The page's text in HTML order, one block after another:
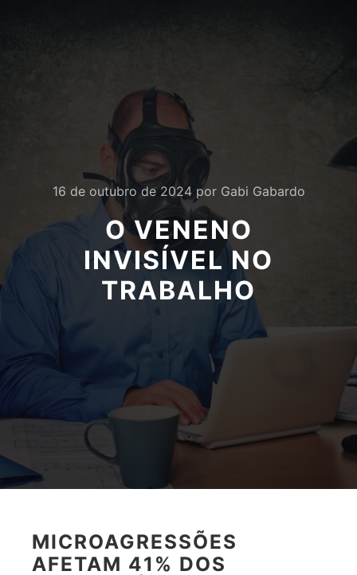
16 de outubro de 2024por Gabi Gabardo
O VENENO
INVISÍVEL NO
TRABALHO
MICROAGRESSÕES
AFETAM 41% DOS